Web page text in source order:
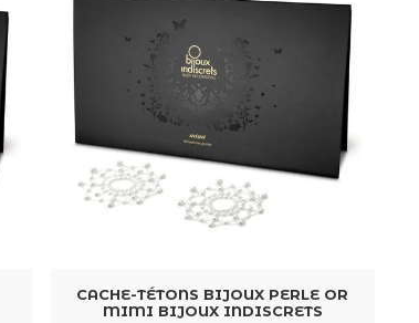
PLUG ANAL EN VERRE
BOROSILICATE CLAIR 18,5 CM
27,90€ TTC
CACHE-TÉTONS BIJOUX PERLE OR
MIMI BIJOUX INDISCRETS